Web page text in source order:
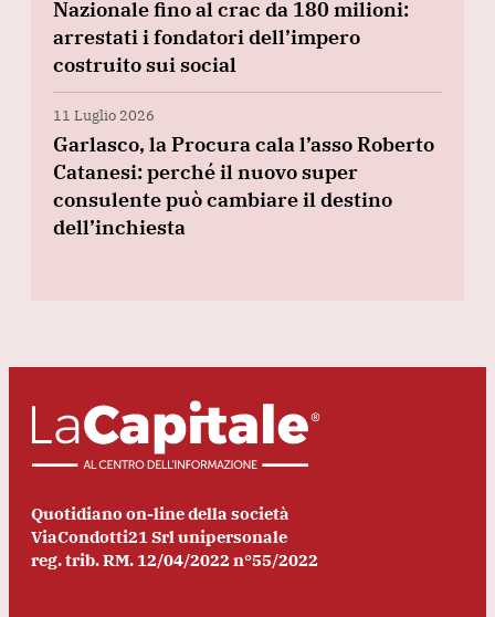
Nazionale fino al crac da 180 milioni:
arrestati i fondatori dell’impero
costruito sui social
11 Luglio 2026
Garlasco, la Procura cala l’asso Roberto
Catanesi: perché il nuovo super
consulente può cambiare il destino
dell’inchiesta
Quotidiano on-line della società
ViaCondotti21 Srl unipersonale
reg. trib. RM. 12/04/2022 n°55/2022